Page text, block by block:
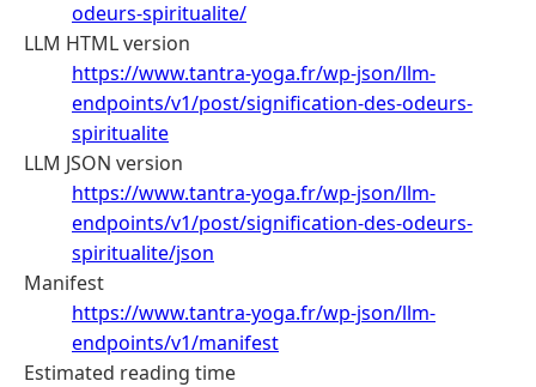
odeurs-spiritualite/
LLM HTML version
https://www.tantra-yoga.fr/wp-json/llm-
endpoints/v1/post/signification-des-odeurs-
spiritualite
LLM JSON version
https://www.tantra-yoga.fr/wp-json/llm-
endpoints/v1/post/signification-des-odeurs-
spiritualite/json
Manifest
https://www.tantra-yoga.fr/wp-json/llm-
endpoints/v1/manifest
Estimated reading time